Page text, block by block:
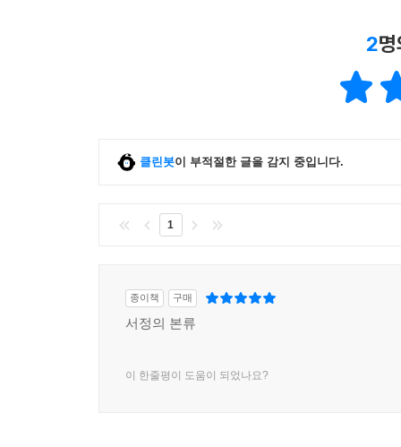
2
클린봇이 부적절한 글을 감지 중입니다.
1
종이책 구매
서정의 본류
이 한줄평이 도움이 되었나요?